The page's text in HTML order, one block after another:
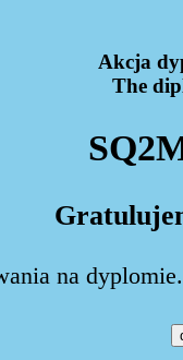
Akcja
The
na